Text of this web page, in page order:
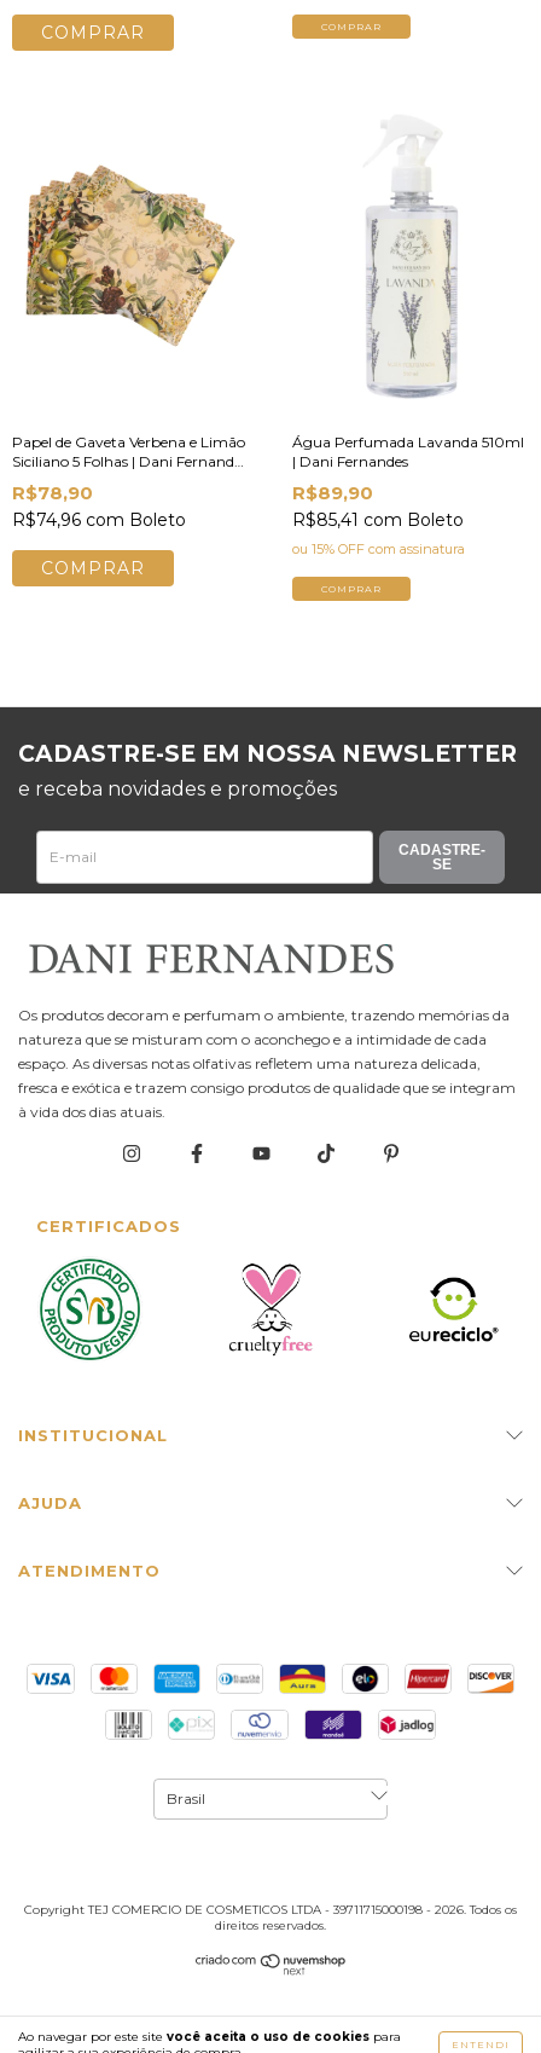
Ao navegar por este site você aceita o uso de cookies para
ENTENDI
COMPRAR
Papel de Gaveta Verbena e Limão
Siciliano 5 Folhas | Dani Fernandes
& Animativa
R$78,90
R$74,96 com Boleto
Água Perfumada Lavanda 510ml
| Dani Fernandes
R$89,90
R$85,41 com Boleto
ou 15% OFF com assinatura
COMPRAR
CADASTRE-SE EM NOSSA NEWSLETTER
e receba novidades e promoções
CADASTRE-
SE
Os produtos decoram e perfumam o ambiente, trazendo memórias da
natureza que se misturam com o aconchego e a intimidade de cada
espaço. As diversas notas olfativas refletem uma natureza delicada,
fresca e exótica e trazem consigo produtos de qualidade que se integram
à vida dos dias atuais.
CERTIFICADOS
INSTITUCIONAL
AJUDA
ATENDIMENTO
Copyright TEJ COMERCIO DE COSMETICOS LTDA - 39711715000198 - 2026. Todos os
direitos reservados.